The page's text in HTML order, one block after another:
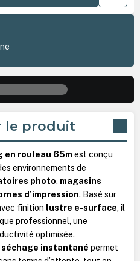
le produit
en rouleau 65m est conçu
environnements de
photo, magasins
d’impression. Basé sur
finition lustre e-surface, il
professionnel, une
optimisée.
séchage instantané permet